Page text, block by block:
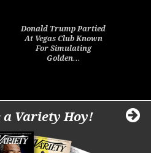
Donald Trump Partied
At Vegas Club Known
For Simulating
Golden…
a Variety Hoy!